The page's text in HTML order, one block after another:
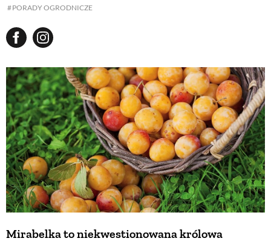
PORADY OGRODNICZE
Mirabelka to niekwestionowana królowa